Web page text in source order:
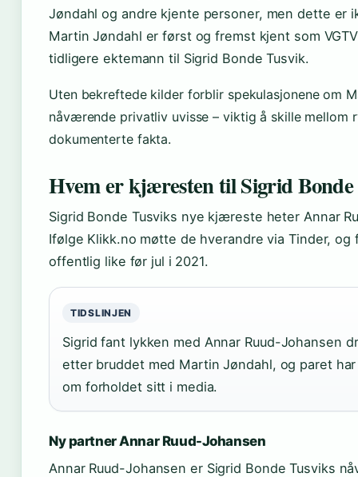
Jøndahl og andre kjente personer, men dette er
Martin Jøndahl er først og fremst kjent som
tidligere ektemann til Sigrid Bonde Tusvik.
Uten bekreftede kilder forblir spekulasjonene om
nåværende privatliv uvisse – viktig å skille mellom
dokumenterte fakta.
Hvem er kjæresten til Sigrid
Sigrid Bonde Tusviks nye kjæreste heter Annar
Ifølge Klikk.no møtte de hverandre via Tinder, og
offentlig like før jul i 2021.
TIDSLINJEN
Sigrid fant lykken med Annar Ruud-Johansen
etter bruddet med Martin Jøndahl, og paret
om forholdet sitt i media.
Ny partner Annar Ruud-Johansen
Annar Ruud-Johansen er Sigrid Bonde Tusviks